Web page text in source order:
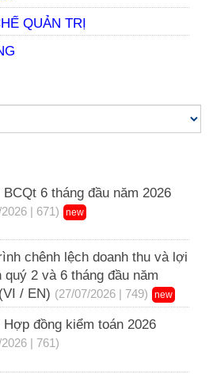
QUẢN TRỊ
BCQt 6 tháng đầu năm 2026
| 671) new
chênh lệch doanh thu và lợi
quý 2 và 6 tháng đầu năm
/ EN) (27/07/2026 | 749) new
Hợp đồng kiểm toán 2026
| 761)